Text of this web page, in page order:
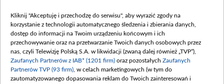
Procedura zgłoszeń wewnętrznych
Kliknij "Akceptuję i przechodzę do serwisu", aby wyrazić zgody na
korzystanie z technologii automatycznego śledzenia i zbierania danych,
dostęp do informacji na Twoim urządzeniu końcowym i ich
przechowywanie oraz na przetwarzanie Twoich danych osobowych przez
nas, czyli Telewizję Polską S.A. w likwidacji (zwaną dalej również „TVP”),
Zaufanych Partnerów z IAB* (1201 firm) oraz pozostałych Zaufanych
Partnerów TVP (93 firm) , w celach marketingowych (w tym do
zautomatyzowanego dopasowania reklam do Twoich zainteresowań i